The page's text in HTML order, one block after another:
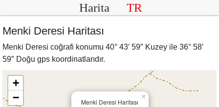
Harita TR
Menki Deresi Haritası
Menki Deresi coğrafi konumu 40° 43′ 59″ Kuzey ile 36° 58′
59″ Doğu gps koordinatlarıdır.
Menki Deresi Haritası
×
+
−